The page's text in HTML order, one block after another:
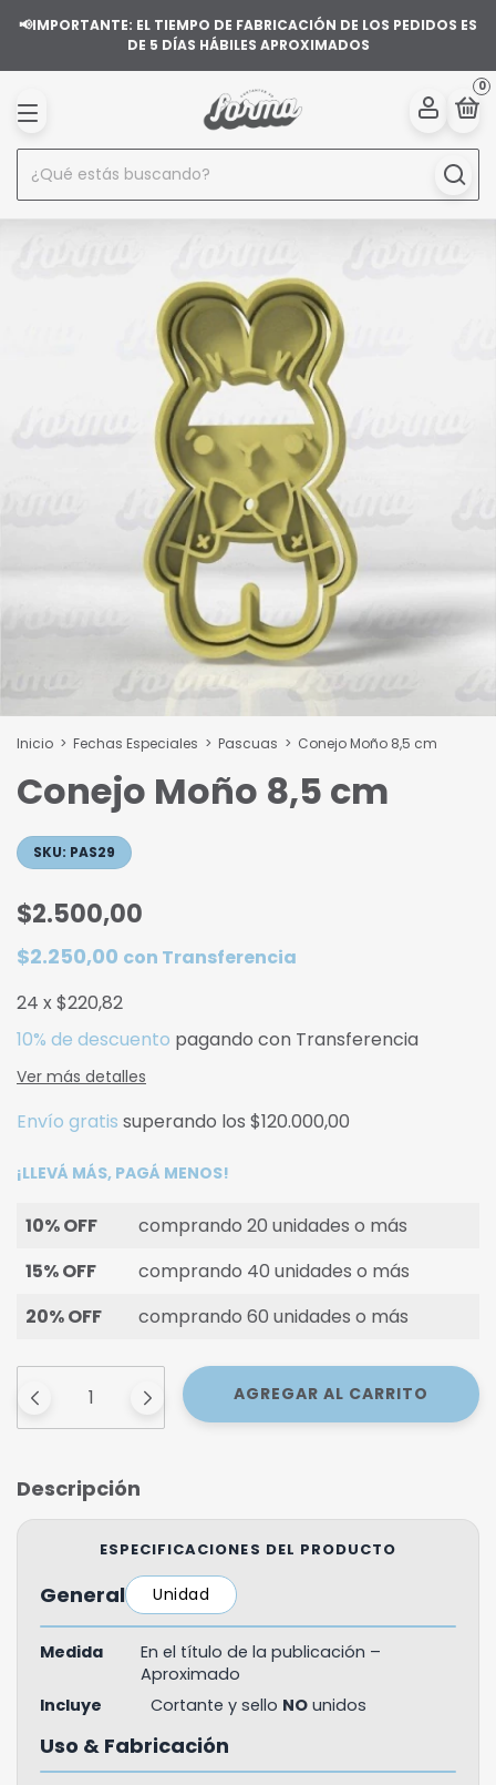
📢IMPORTANTE: EL TIEMPO DE FABRICACIÓN DE LOS PEDIDOS ES
DE 5 DÍAS HÁBILES APROXIMADOS
0
Inicio > Fechas Especiales > Pascuas > Conejo Moño 8,5 cm
Conejo Moño 8,5 cm
SKU: PAS29
$2.500,00
$2.250,00 con Transferencia
24 x$220,82
10% de descuento pagando con Transferencia
Ver más detalles
Envío gratis superando los $120.000,00
¡LLEVÁ MÁS, PAGÁ MENOS!
10% OFF
comprando 20 unidades o más
15% OFF
comprando 40 unidades o más
20% OFF
comprando 60 unidades o más
Descripción
ESPECIFICACIONES DEL PRODUCTO
General Unidad
Medida
En el título de la publicación –
Aproximado
Incluye
Cortante y sello NO unidos
Uso & Fabricación